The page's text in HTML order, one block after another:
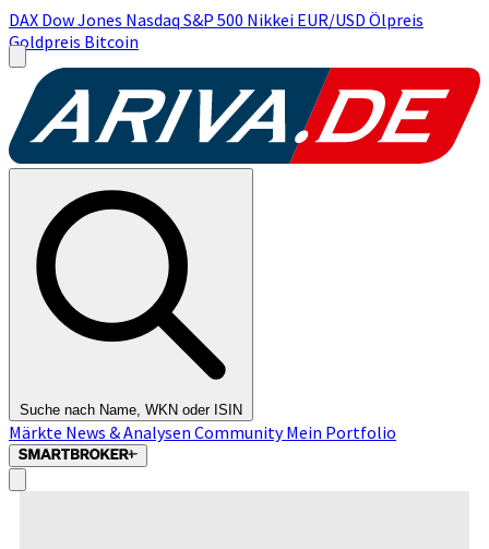
DAX Dow Jones Nasdaq S&P 500 Nikkei EUR/USD Ölpreis
Goldpreis Bitcoin
Suche nach Name, WKN oder ISIN
Märkte News & Analysen CommunityMein Portfolio